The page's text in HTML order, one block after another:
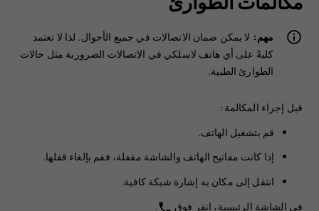
2 مهم: لا يمكن ضمان الاتصالات في جميع الأحوال. لذا لا تعتمد
كليةً على أي هاتف لاسلكي في الاتصالات الضرورية مثل حالات
الطوارئ الطبية.
قبل إجراء المكالمة:
قم بتشغيل الهاتف.
إذا كانت مفاتيح الهاتف والشاشة مقفلة، فقم بإلغاء قفلها.
انتقل إلى مكان به إشارة شبكة كافية.
في الشاشة الرئيسية، انقر فوق phone
.